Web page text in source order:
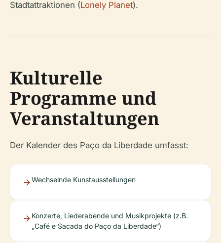
Stadtattraktionen (Lonely Planet).
Kulturelle
Programme und
Veranstaltungen
Der Kalender des Paço da Liberdade umfasst:
Wechselnde Kunstausstellungen
Konzerte, Liederabende und Musikprojekte (z.B.
„Café e Sacada do Paço da Liberdade“)